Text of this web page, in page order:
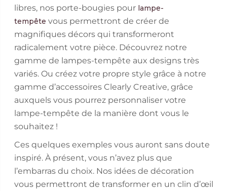
libres, nos porte-bougies pourlampe-
tempête vous permettront de créer de
magnifiques décors qui transformeront
radicalement votre pièce. Découvrez notre
gamme de lampes-tempête aux designs très
variés. Ou créez votre propre style grâce à notre
gamme d’accessoires Clearly Creative, grâce
auxquels vous pourrez personnaliser votre
lampe-tempête de la manière dont vous le
souhaitez !
Ces quelques exemples vous auront sans doute
inspiré. À présent, vous n’avez plus que
l’embarras du choix. Nos idées de décoration
vous permettront de transformer en un clin d’œil